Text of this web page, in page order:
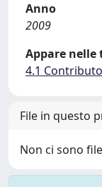
Anno
2009
Appare nelle
4.1
File in questo
Non ci sono